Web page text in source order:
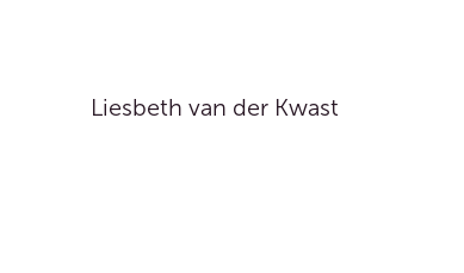
Liesbeth van der Kwast